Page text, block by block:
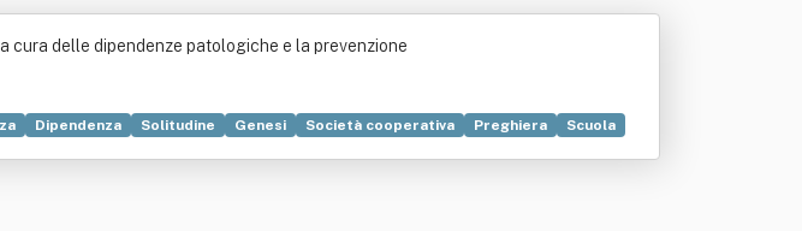
delle dipendenze patologiche e la prevenzione
Dipendenza Solitudine Genesi Società cooperativa Preghiera
Scuola